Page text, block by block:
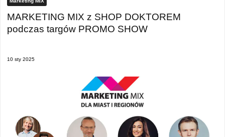
MARKETING MIX z SHOP DOKTOREM
podczas targów PROMO SHOW
10 sty 2025